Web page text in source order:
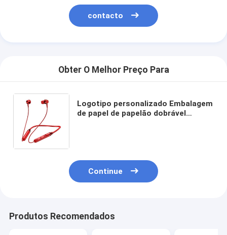
contacto
Obter O Melhor Preço Para
Logotipo personalizado Embalagem
de papel de papelão dobrável
Continue
Produtos Recomendados